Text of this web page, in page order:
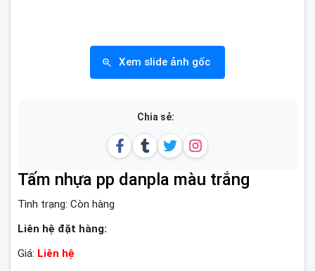
Xem slide ảnh gốc
Chia sẻ:
Tấm nhựa pp danpla màu trắng
Tình trạng: Còn hàng
Liên hệ đặt hàng:
Giá: Liên hệ